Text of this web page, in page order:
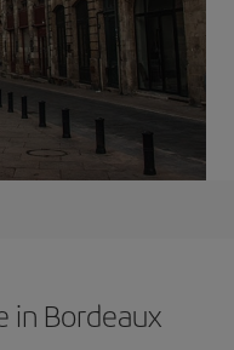
in Bordeaux